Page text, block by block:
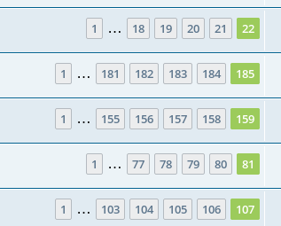
1 … 18 19 20 21 22
1 … 181 182 183 184 185
1 … 155 156 157 158 159
1 … 77 78 79 80 81
1 … 103 104 105 106 107